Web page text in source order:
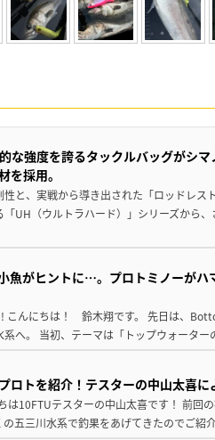
な強度を誇るタックルバッグがシ
を採用。
性と、実戦から導き出された「ロッドレス
UH（ウルトラハード）」シリーズから
魚がヒントに…。プロトミノーが
こんにちは！ 鈴木翔です。 先日は、
系へ。 当初、テーマは「トップウォータ
ロトを紹介！テスターの中山太喜に
は10FTUテスターの中山太喜です！ 前回
五三川水系で釣果をあげてきたのでご紹